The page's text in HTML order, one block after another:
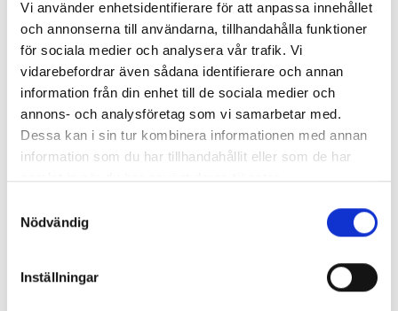
Vi använder enhetsidentifierare för att anpassa innehållet
och annonserna till användarna, tillhandahålla funktioner
för sociala medier och analysera vår trafik. Vi
vidarebefordrar även sådana identifierare och annan
information från din enhet till de sociala medier och
annons- och analysföretag som vi samarbetar med.
Dessa kan i sin tur kombinera informationen med annan
information som du har tillhandahållit eller som de har
samlat in när du har använt deras tjänster.
Nödvändig
Inställningar
Vi agerar som ert kommunikationsstöd och trygga
partner i akuta krislägen – när som helst på dygnet.